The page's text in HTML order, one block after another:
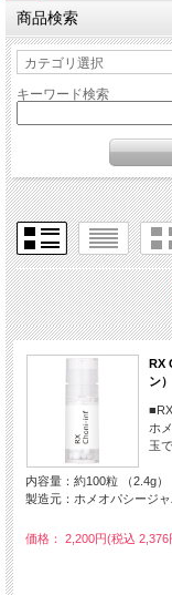
商品検索
キーワード検索
RX
ン）
ホ
玉
内容量：約100粒 （2.4g）
製造元：ホメオパシージ
価格： 2,200円(税込 2,376